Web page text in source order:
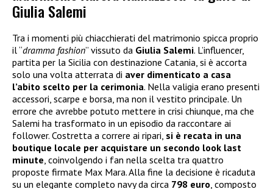
Giulia Salemi
Tra i momenti più chiacchierati del matrimonio spicca proprio
il “dramma fashion” vissuto da Giulia Salemi. L’influencer,
partita per la Sicilia con destinazione Catania, si è accorta
solo una volta atterrata di aver dimenticato a casa
l’abito scelto per la cerimonia. Nella valigia erano presenti
accessori, scarpe e borsa, ma non il vestito principale. Un
errore che avrebbe potuto mettere in crisi chiunque, ma che
Salemi ha trasformato in un episodio da raccontare ai
follower. Costretta a correre ai ripari, si è recata in una
boutique locale per acquistare un secondo look last
minute, coinvolgendo i fan nella scelta tra quattro
proposte firmate Max Mara. Alla fine la decisione è ricaduta
su un elegante completo navy da circa 798 euro, composto